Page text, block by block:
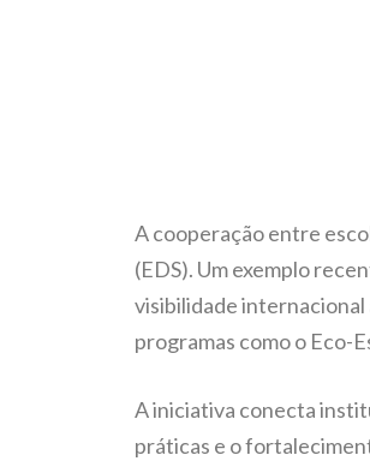
A cooperação entre
(EDS). Um exemplo
visibilidade
programas como o Eco-
A iniciativa conecta
práticas e o